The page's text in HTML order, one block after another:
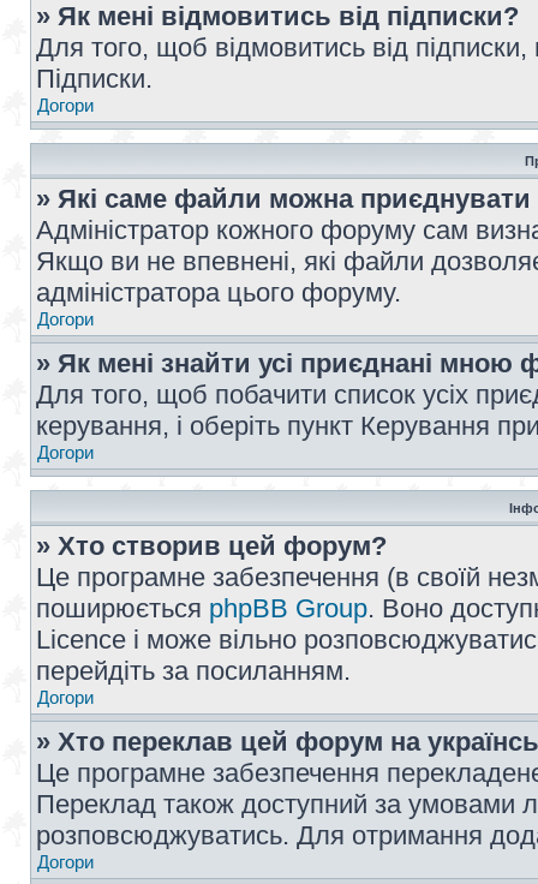
» Як мені відмовитись від підписки?
Для того, щоб відмовитись від
Підписки.
Догори
» Які саме файли можна
Адміністратор кожного форуму сам
Якщо ви не впевнені, які файли
адміністратора цього форуму.
Догори
» Як мені знайти усі приєднані мною
Для того, щоб побачити список усіх
керування, і оберіть пункт Керування
Догори
» Хто створив цей форум?
Це програмне забезпечення (в своїй
поширюється phpBB Group. Воно
Licence і може вільно
перейдіть за посиланням.
Догори
» Хто переклав цей форум на
Це програмне забезпечення
Переклад також доступний за умовами
розповсюджуватись. Для отримання
Догори